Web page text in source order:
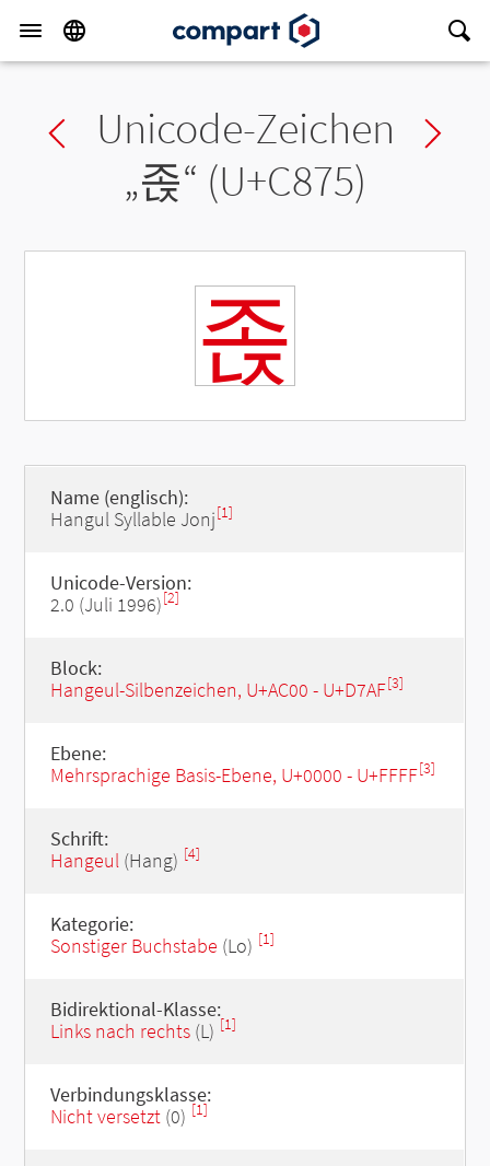
Previous char
Unicode-Zeichen
„졵“ (U+C875)
졵
Name (englisch):
Hangul Syllable Jonj[1]
Unicode-Version:
2.0 (Juli 1996)[2]
Block:
Hangeul-Silbenzeichen, U+AC00 - U+D7AF[3]
Ebene:
Mehrsprachige Basis-Ebene, U+0000 - U+FFFF[3]
Schrift:
Hangeul(Hang) [4]
Kategorie:
Sonstiger Buchstabe (Lo) [1]
Bidirektional-Klasse:
Links nach rechts(L) [1]
Verbindungsklasse:
Nicht versetzt(0) [1]